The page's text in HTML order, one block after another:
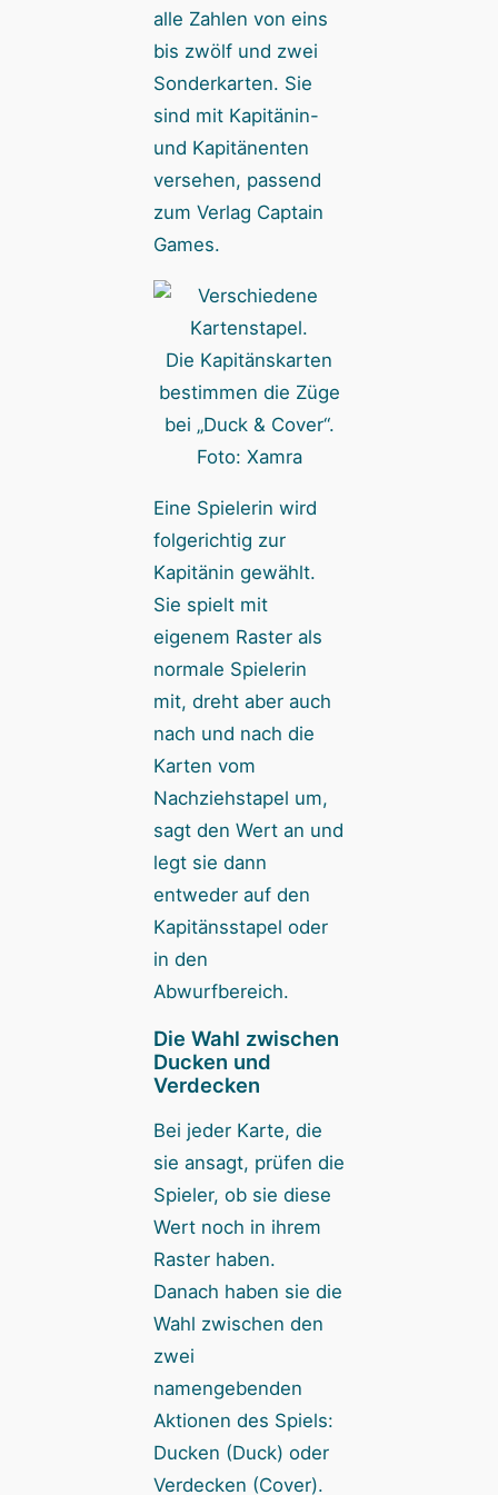
alle Zahlen von eins
bis zwölf und zwei
Sonderkarten. Sie
sind mit Kapitänin-
und Kapitänenten
versehen, passend
zum Verlag Captain
Games.
Die Kapitänskarten
bestimmen die Züge
bei „Duck & Cover“.
Foto: Xamra
Eine Spielerin wird
folgerichtig zur
Kapitänin gewählt.
Sie spielt mit
eigenem Raster als
normale Spielerin
mit, dreht aber auch
nach und nach die
Karten vom
Nachziehstapel um,
sagt den Wert an und
legt sie dann
entweder auf den
Kapitänsstapel oder
in den
Abwurfbereich.
Die Wahl zwischen
Ducken und
Verdecken
Bei jeder Karte, die
sie ansagt, prüfen die
Spieler, ob sie diese
Wert noch in ihrem
Raster haben.
Danach haben sie die
Wahl zwischen den
zwei
namengebenden
Aktionen des Spiels:
Ducken (Duck) oder
Verdecken (Cover).